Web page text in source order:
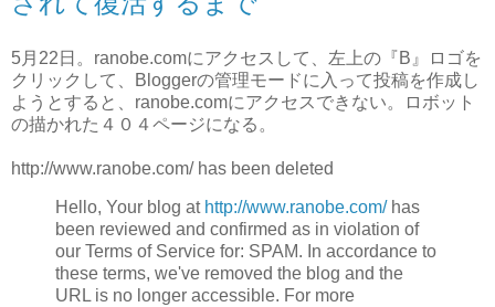
5月22日。ranobe.comにアクセスして、左上の『B』ロゴを
クリックして、Bloggerの管理モードに入って投稿を作成し
ようとすると、ranobe.comにアクセスできない。ロボット
の描かれた４０４ページになる。
http://www.ranobe.com/ has been deleted
Hello, Your blog at http://www.ranobe.com/has
been reviewed and confirmed as in violation of
our Terms of Service for: SPAM. In accordance to
these terms, we've removed the blog and the
URL is no longer accessible. For more